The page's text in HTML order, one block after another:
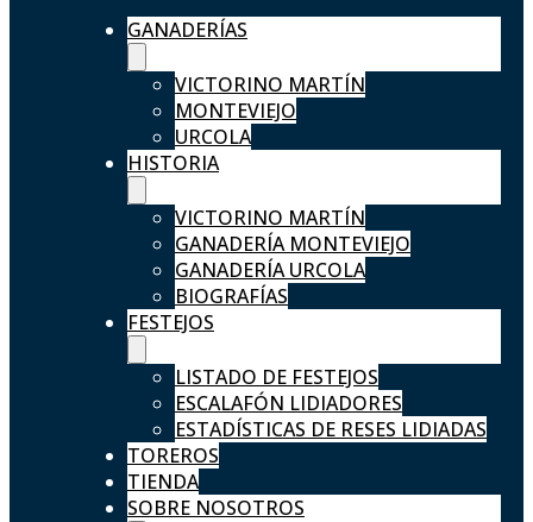
GANADERÍAS
VICTORINO MARTÍN
MONTEVIEJO
URCOLA
HISTORIA
VICTORINO MARTÍN
GANADERÍA MONTEVIEJO
GANADERÍA URCOLA
BIOGRAFÍAS
FESTEJOS
LISTADO DE FESTEJOS
ESCALAFÓN LIDIADORES
ESTADÍSTICAS DE RESES LIDIADAS
TOREROS
TIENDA
SOBRE NOSOTROS